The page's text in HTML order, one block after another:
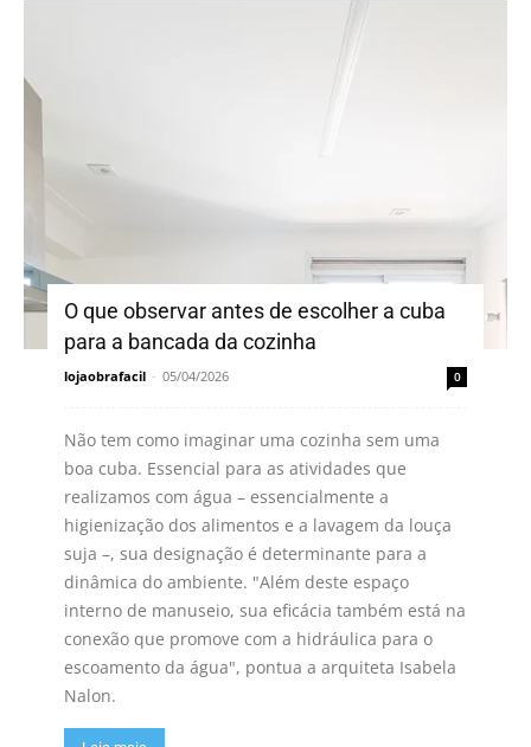
O que observar antes de escolher a cuba
para a bancada da cozinha
lojaobrafacil - 05/04/2026 0
Não tem como imaginar uma cozinha sem uma
boa cuba. Essencial para as atividades que
realizamos com água – essencialmente a
higienização dos alimentos e a lavagem da louça
suja –, sua designação é determinante para a
dinâmica do ambiente. "Além deste espaço
interno de manuseio, sua eficácia também está na
conexão que promove com a hidráulica para o
escoamento da água", pontua a arquiteta Isabela
Nalon.